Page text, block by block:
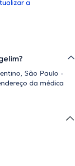
a
São Paulo -
da médica